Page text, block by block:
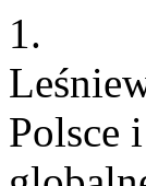
1.
Polsce